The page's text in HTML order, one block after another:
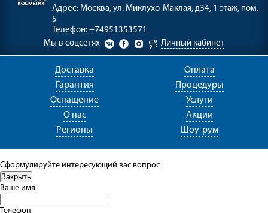
Адрес: Москва, ул. Миклухо-Маклая, д34, 1 этаж, пом.
5
Телефон: +74951353571
Мы в соцсетях
Личный кабинет
Доставка
Оплата
Гарантия
Процедуры
Оснащение
Услуги
О нас
Акции
Регионы
Шоу-рум
Сформулируйте интересующий вас вопрос
Ваше имя
Телефон